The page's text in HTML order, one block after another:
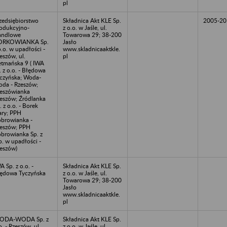
pl
Sp.
w upadłości -
ul.
9 ( IWA
z o.o. - Błędowa
Woda-
- Rzeszów;
Źródlanka
z o.o. - Borek
PPH
-
PPH
Sp. z
w upadłości -
Składnica Akt KLE Sp.
z o.o. w Jaśle, ul.
Towarowa 29; 38-200
Jasło
www.skladnicaaktkle.
pl
2005-
Sp. z o.o. -
Tyczyńska
Składnica Akt KLE Sp.
z o.o. w Jaśle, ul.
Towarowa 29; 38-200
Jasło
www.skladnicaaktkle.
pl
WODA Sp. z
Składnica Akt KLE Sp.